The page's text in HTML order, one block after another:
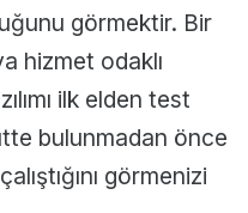
görmektir. Bir
hizmet odaklı
ilk elden test
bulunmadan önce
görmenizi